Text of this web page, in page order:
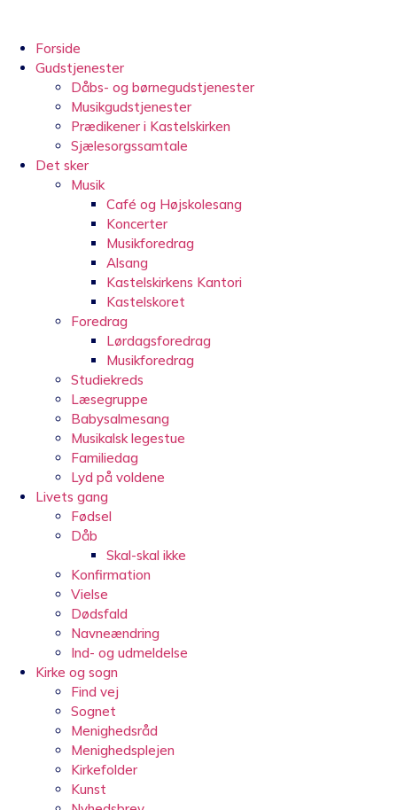
indholdForside
Gudstjenester
Dåbs- og børnegudstjenester
Musikgudstjenester
Prædikener i Kastelskirken
Sjælesorgssamtale
Det sker
Musik
Café og Højskolesang
Koncerter
Musikforedrag
Alsang
Kastelskirkens Kantori
Kastelskoret
Foredrag
Lørdagsforedrag
Musikforedrag
Studiekreds
Læsegruppe
Babysalmesang
Musikalsk legestue
Familiedag
Lyd på voldene
Livets gang
Fødsel
Dåb
Skal-skal ikke
Konfirmation
Vielse
Dødsfald
Navneændring
Ind- og udmeldelse
Kirke og sogn
Find vej
Sognet
Menighedsråd
Menighedsplejen
Kirkefolder
Kunst